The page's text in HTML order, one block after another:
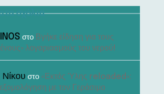
σχόλια
στο Βγήκε είδηση για τους
λογαριασμούς του νερού!
Νίκου στο «Εκτός Ύλης reloaded»:
εξομολόγηση με τον Γεράσιμο